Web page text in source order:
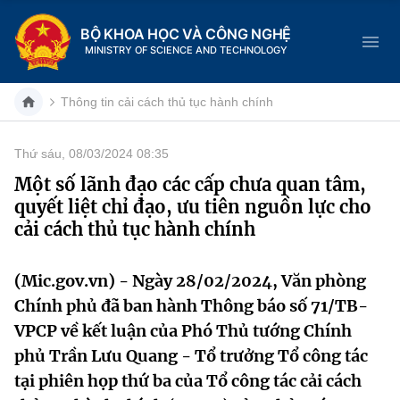
BỘ KHOA HỌC VÀ CÔNG NGHỆ
MINISTRY OF SCIENCE AND TECHNOLOGY
Danh mục
Trang chủ
Chức năng nhiệm vụ
Cơ cấu tổ chức
Lịch sử phát triển
Tin tức sự kiện
Khoa học và Công nghệ
Đổi mới sáng tạo
Dịch vụ công
Hệ thống văn bản
Thông tin cải cách thủ tục hành chính
Thứ sáu, 08/03/2024 08:35
Một số lãnh đạo các cấp chưa quan tâm,
quyết liệt chỉ đạo, ưu tiên nguồn lực cho
cải cách thủ tục hành chính
(Mic.gov.vn) - Ngày 28/02/2024, Văn phòng
Chính phủ đã ban hành Thông báo số 71/TB-
VPCP về kết luận của Phó Thủ tướng Chính
phủ Trần Lưu Quang - Tổ trưởng Tổ công tác
tại phiên họp thứ ba của Tổ công tác cải cách